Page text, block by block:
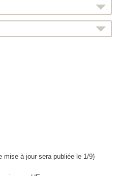
mise à jour sera publiée le 1/9)